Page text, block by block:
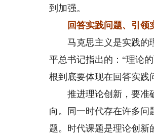
到加强。
回答实践问题、引领
马克思主义是实践的理
平总书记指出的：“理论
根到底要体现在回答实践
推进理论创新，要准确
向。同一时代存在许多问
题。时代课题是理论创新